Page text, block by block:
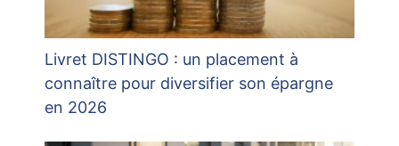
Livret DISTINGO : un placement à
connaître pour diversifier son épargne
en 2026